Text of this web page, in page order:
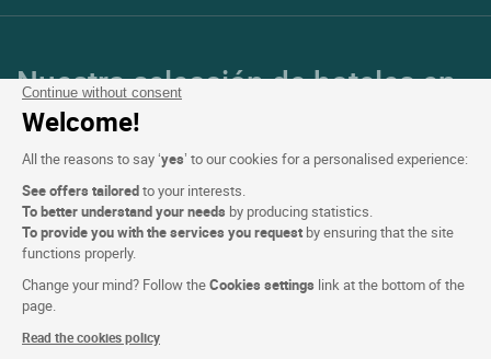
Continue without consent
Welcome!
All the reasons to say ‘yes’ to our cookies for a personalised experience:
See offers tailoredto your interests.
To better understand your needs by producing statistics.
To provide you with the services you request by ensuring that the site
functions properly.
Change your mind? Follow theCookies settings link at the bottom of the
page.
Read the cookies policy
Nuestra selección de hoteles en
Francia y en Europa
Top de países
Top de regiones
Top de ciudades
Top de hoteles